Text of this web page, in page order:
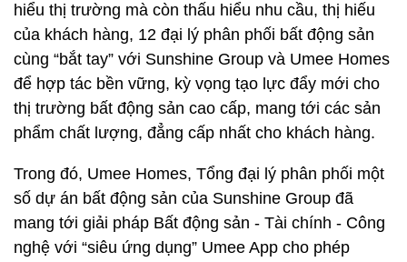
hiểu thị trường mà còn thấu hiểu nhu cầu, thị hiếu
của khách hàng, 12 đại lý phân phối bất động sản
cùng “bắt tay” với Sunshine Group và Umee Homes
để hợp tác bền vững, kỳ vọng tạo lực đẩy mới cho
thị trường bất động sản cao cấp, mang tới các sản
phẩm chất lượng, đẳng cấp nhất cho khách hàng.
Trong đó, Umee Homes, Tổng đại lý phân phối một
số dự án bất động sản của Sunshine Group đã
mang tới giải pháp Bất động sản - Tài chính - Công
nghệ với “siêu ứng dụng” Umee App cho phép